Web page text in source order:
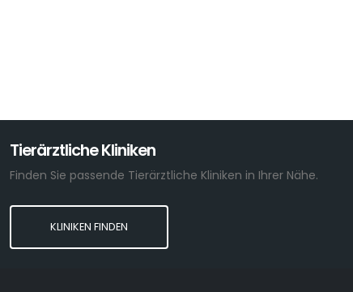
Tierärztliche Kliniken
Finden Sie passende Tierärztliche Kliniken in Ihrer Nähe.
KLINIKEN FINDEN